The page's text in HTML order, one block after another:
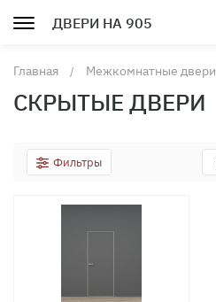
ДВЕРИ НА 905
Главная Межкомнатные двери
СКРЫТЫЕ ДВЕРИ
Фильтры